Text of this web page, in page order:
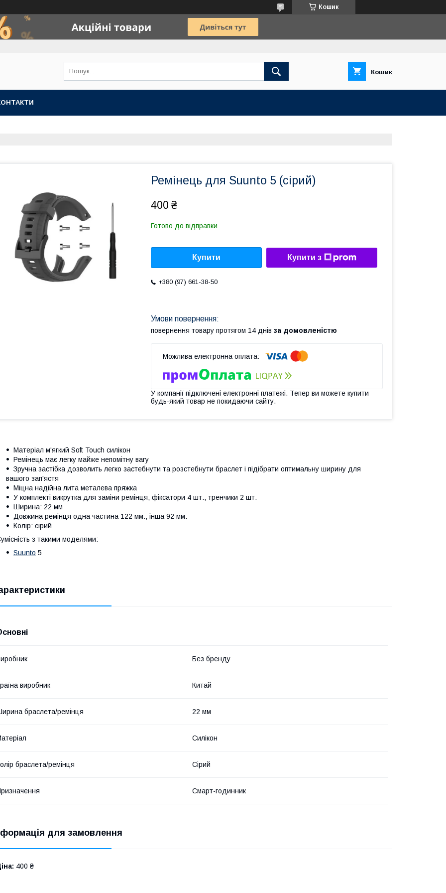
Кошик
Кошик
Ремінець для Suunto 5 (сірий)
400 ₴
Готово до відправки
Купити Купити з
+380 (97) 661-38-50
повернення товару протягом 14 днів за домовленістю
У компанії підключені електронні платежі. Тепер ви можете купити
будь-який товар не покидаючи сайту.
Матеріал м'ягкий Soft Touch силікон
Ремінець має легку майже непомітну вагу
Зручна застібка дозволить легко застебнути та розстебнути браслет і підібрати оптимальну ширину для
вашого зап'ястя
Міцна надійна лита металева пряжка
У комплекті викрутка для заміни ремінця, фіксатори 4 шт., тренчики 2 шт.
Ширина: 22 мм
Довжина ремінця одна частина 122 мм., інша 92 мм.
Колір: сірий
з такими моделями:
Suunto 5
Без бренду
виробник Китай
браслета/ремінця 22 мм
Силікон
браслета/ремінця Сірий
Смарт-годинник
для замовлення
400 ₴